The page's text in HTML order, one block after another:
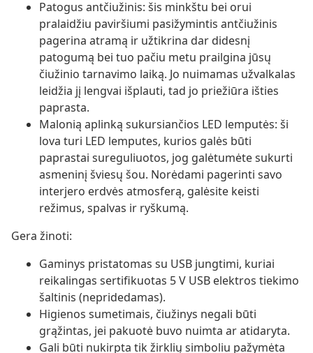
Patogus antčiužinis: šis minkštu bei orui
pralaidžiu paviršiumi pasižymintis antčiužinis
pagerina atramą ir užtikrina dar didesnį
patogumą bei tuo pačiu metu prailgina jūsų
čiužinio tarnavimo laiką. Jo nuimamas užvalkalas
leidžia jį lengvai išplauti, tad jo priežiūra išties
paprasta.
Malonią aplinką sukursiančios LED lemputės: ši
lova turi LED lemputes, kurios galės būti
paprastai sureguliuotos, jog galėtumėte sukurti
asmeninį šviesų šou. Norėdami pagerinti savo
interjero erdvės atmosferą, galėsite keisti
režimus, spalvas ir ryškumą.
Gera žinoti:
Gaminys pristatomas su USB jungtimi, kuriai
reikalingas sertifikuotas 5 V USB elektros tiekimo
šaltinis (nepridedamas).
Higienos sumetimais, čiužinys negali būti
grąžintas, jei pakuotė buvo nuimta ar atidaryta.
Gali būti nukirpta tik žirklių simboliu pažymėta